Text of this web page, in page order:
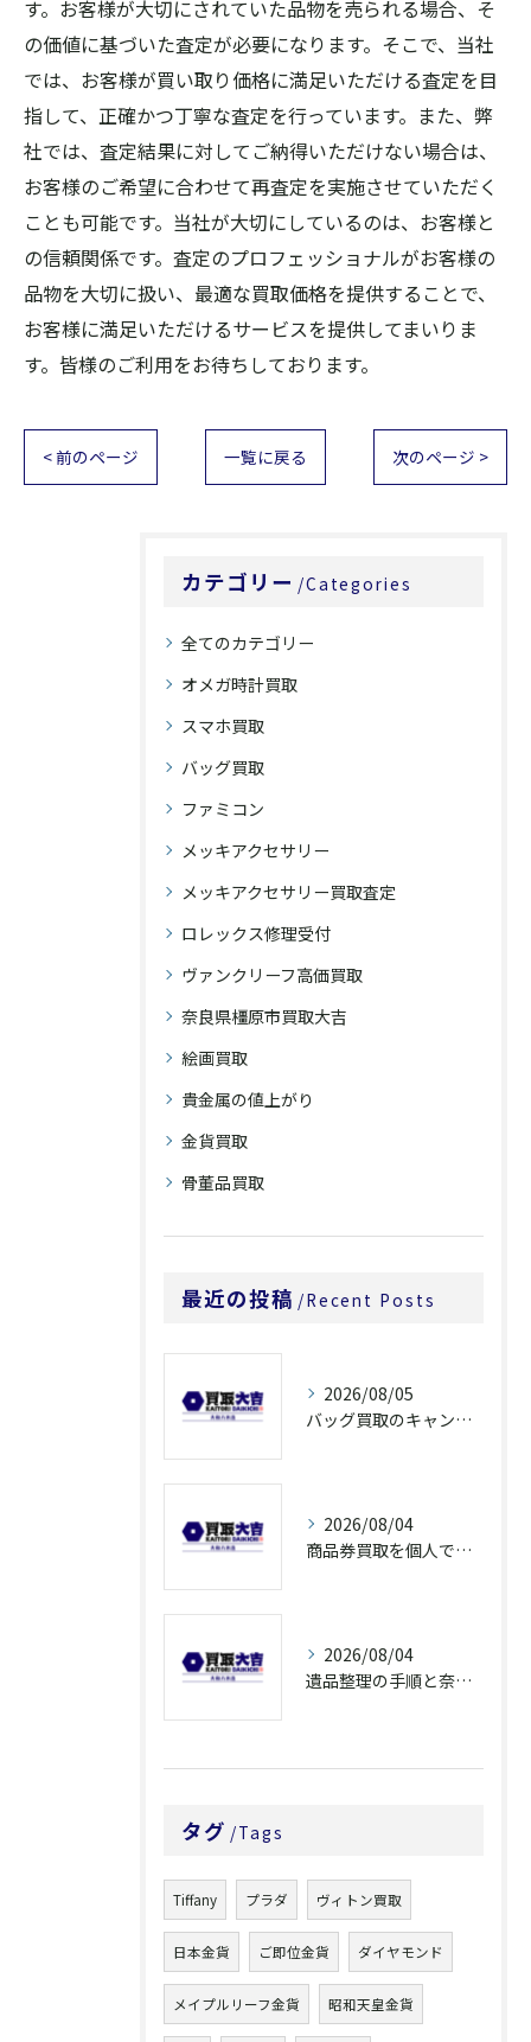
す。お客様が大切にされていた品物を売られる場合、そ
の価値に基づいた査定が必要になります。そこで、当社
では、お客様が買い取り価格に満足いただける査定を目
指して、正確かつ丁寧な査定を行っています。また、弊
社では、査定結果に対してご納得いただけない場合は、
お客様のご希望に合わせて再査定を実施させていただく
ことも可能です。当社が大切にしているのは、お客様と
の信頼関係です。査定のプロフェッショナルがお客様の
品物を大切に扱い、最適な買取価格を提供することで、
お客様に満足いただけるサービスを提供してまいりま
す。皆様のご利用をお待ちしております。
< 前のページ 一覧に戻る 次のページ >
カテゴリー Categories
全てのカテゴリー
オメガ時計買取
スマホ買取
バッグ買取
ファミコン
メッキアクセサリー
メッキアクセサリー買取査定
ロレックス修理受付
ヴァンクリーフ高価買取
奈良県橿原市買取大吉
絵画買取
貴金属の値上がり
金貨買取
骨董品買取
最近の投稿 Recent Posts
2026/08/05
バッグ買取のキャンペーンで奈良県橿原市でお得に売るための条件と注意点徹底ガイド
2026/08/04
商品券買取を個人で利用する際の奈良県橿原市で知っておきたい高換金ポイント
2026/08/04
遺品整理の手順と奈良県橿原市で無駄なく片付ける方法とごみ処分ポイント
タグ Tags
Tiffany プラダ ヴィトン買取
日本金貨 ご即位金貨 ダイヤモンド
メイプルリーフ金貨 昭和天皇金貨